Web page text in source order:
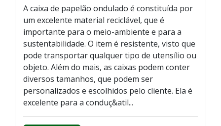
A caixa de papelão ondulado é constituída por
um excelente material reciclável, que é
importante para o meio-ambiente e para a
sustentabilidade. O item é resistente, visto que
pode transportar qualquer tipo de utensílio ou
objeto. Além do mais, as caixas podem conter
diversos tamanhos, que podem ser
personalizados e escolhidos pelo cliente. Ela é
excelente para a conduç&atil...